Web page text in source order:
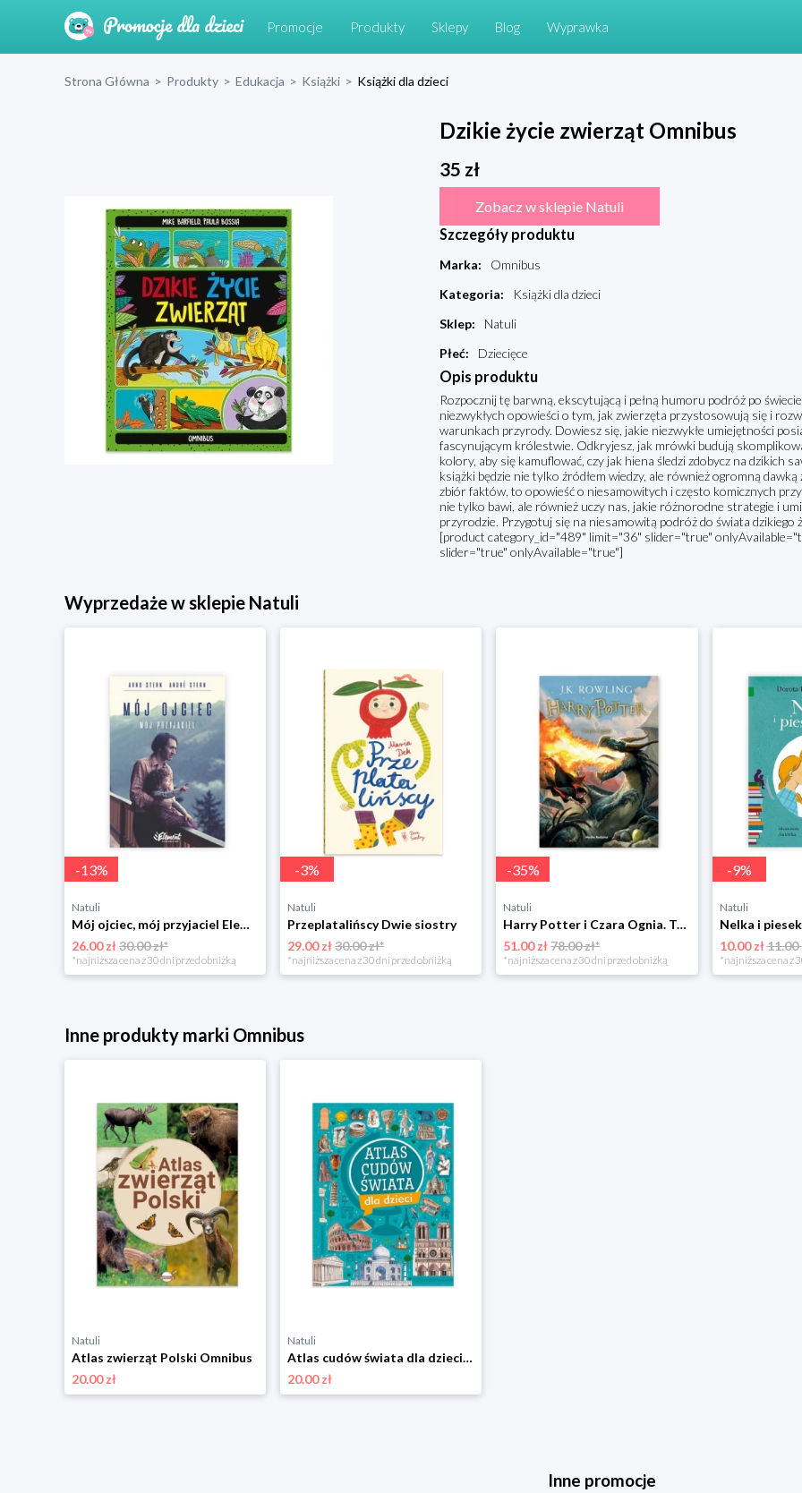
Promocje Produkty Sklepy Blog Wyprawka
Strona Główna > Produkty > Edukacja > Książki > Książki dla dzieci
Dzikie życie zwierząt Omnibus
35 zł
Zobacz w sklepie Natuli
Szczegóły produktu
Marka:
Omnibus
Kategoria:
Książki dla dzieci
Sklep:
Natuli
Płeć: Dziecięce
Opis produktu
Rozpocznij tę barwną, ekscytującą i pełną humoru podróż po
niezwykłych opowieści o tym, jak zwierzęta przystosowują się i
warunkach przyrody. Dowiesz się, jakie niezwykłe umiejętności
fascynującym królestwie. Odkryjesz, jak mrówki budują
kolory, aby się kamuflować, czy jak hiena śledzi zdobycz na dzikich
książki będzie nie tylko źródłem wiedzy, ale również ogromną
zbiór faktów, to opowieść o niesamowitych i często komicznych
nie tylko bawi, ale również uczy nas, jakie różnorodne strategie i
przyrodzie. Przygotuj się na niesamowitą podróż do świata dzikiego
[product category_id="489" limit="36" slider="true"
slider="true" onlyAvailable="true"]
Wyprzedaże w sklepie Natuli
-13%
Natuli
Mój ojciec, mój przyjaciel Element
26.00 zł30.00 zł*
*najniższa cena z 30 dni przed obniżką
-3%
Natuli
Przeplatalińscy Dwie siostry
29.00 zł30.00 zł*
*najniższa cena z 30 dni przed obniżką
-35%
Natuli
Harry Potter i Czara Ognia. Tom 4 Media rodzina
51.00 zł78.00 zł*
*najniższa cena z 30 dni przed obniżką
-9%
Natuli
10.00 zł11.00
*najniższa cena z
Inne produkty marki Omnibus
Natuli
Atlas zwierząt Polski Omnibus
20.00 zł
Natuli
Atlas cudów świata dla dzieci Omnibus
20.00 zł
Inne promocje